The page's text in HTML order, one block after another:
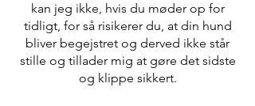
kan jeg ikke, hvis du møder op for
tidligt, for så risikerer du, at din hund
bliver begejstret og derved ikke står
stille og tillader mig at gøre det sidste
og klippe sikkert.